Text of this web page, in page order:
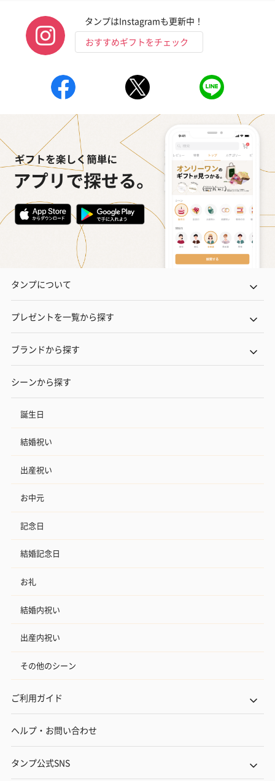
おつまみ・その他
いぶりがっことチーズ
のオイル漬（981円）
ごろっとうまみ チーズ
のオイル漬（塩麹&レモ
ン）（981円）
円）
タンプはInstagramも更新中！
おすすめギフトをチェック
タンプについて
プレゼントを一覧から探す
ブランドから探す
シーンから探す
誕生日
結婚祝い
出産祝い
お中元
記念日
結婚記念日
お礼
結婚内祝い
出産内祝い
その他のシーン
ご利用ガイド
ヘルプ・お問い合わせ
タンプ公式SNS